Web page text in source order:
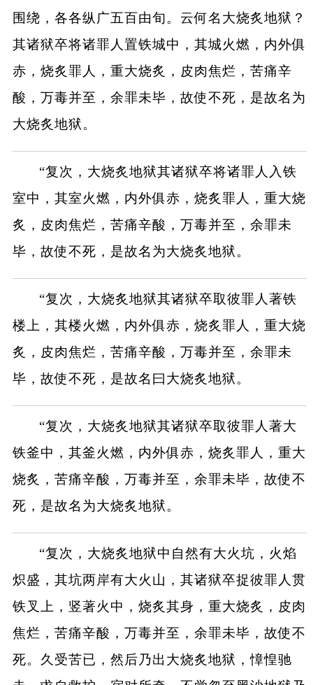
围绕，各各纵广五百由旬。云何名大烧炙地狱？
其诸狱卒将诸罪人置铁城中，其城火燃，内外俱
赤，烧炙罪人，重大烧炙，皮肉焦烂，苦痛辛
酸，万毒并至，余罪未毕，故使不死，是故名为
大烧炙地狱。
“复次，大烧炙地狱其诸狱卒将诸罪人入铁
室中，其室火燃，内外俱赤，烧炙罪人，重大烧
炙，皮肉焦烂，苦痛辛酸，万毒并至，余罪未
毕，故使不死，是故名为大烧炙地狱。
“复次，大烧炙地狱其诸狱卒取彼罪人著铁
楼上，其楼火燃，内外俱赤，烧炙罪人，重大烧
炙，皮肉焦烂，苦痛辛酸，万毒并至，余罪未
毕，故使不死，是故名曰大烧炙地狱。
“复次，大烧炙地狱其诸狱卒取彼罪人著大
铁釜中，其釜火燃，内外俱赤，烧炙罪人，重大
烧炙，苦痛辛酸，万毒并至，余罪未毕，故使不
死，是故名为大烧炙地狱。
“复次，大烧炙地狱中自然有大火坑，火焰
炽盛，其坑两岸有大火山，其诸狱卒捉彼罪人贯
铁叉上，竖著火中，烧炙其身，重大烧炙，皮肉
焦烂，苦痛辛酸，万毒并至，余罪未毕，故使不
死。久受苦已，然后乃出大烧炙地狱，慞惶驰